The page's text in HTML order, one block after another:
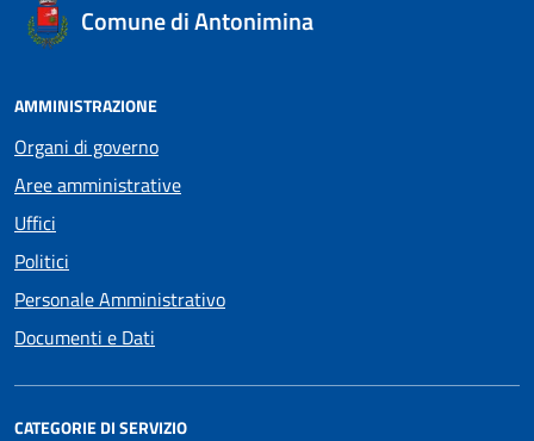
Comune di Antonimina
AMMINISTRAZIONE
Organi di governo
Aree amministrative
Uffici
Politici
Personale Amministrativo
Documenti e Dati
CATEGORIE DI SERVIZIO